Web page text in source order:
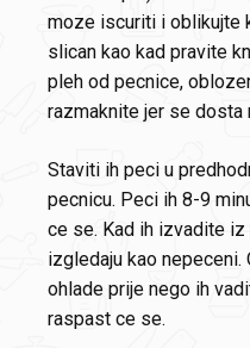
moze iscuriti i oblikujte
slican kao kad pravite
pleh od pecnice,
razmaknite jer se dosta
Staviti ih peci u
pecnicu. Peci ih 8-9
ce se. Kad ih izvadite
izgledaju kao
ohlade prije nego ih
raspast ce se.